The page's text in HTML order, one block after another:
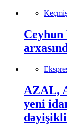
AZAL,
yeni